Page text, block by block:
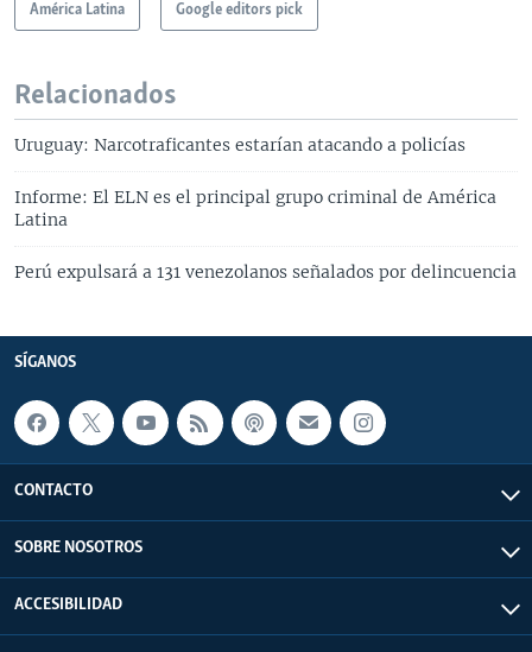
América Latina Google editors pick
Relacionados
Uruguay: Narcotraficantes estarían atacando a policías
Informe: El ELN es el principal grupo criminal de América
Latina
Perú expulsará a 131 venezolanos señalados por delincuencia
SÍGANOS
CONTACTO
SOBRE NOSOTROS
ACCESIBILIDAD